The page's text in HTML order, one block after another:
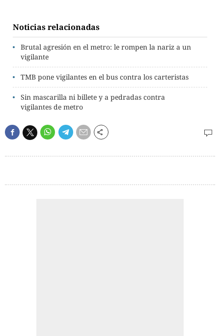
Noticias relacionadas
Brutal agresión en el metro: le rompen la nariz a un
vigilante
TMB pone vigilantes en el bus contra los carteristas
Sin mascarilla ni billete y a pedradas contra
vigilantes de metro